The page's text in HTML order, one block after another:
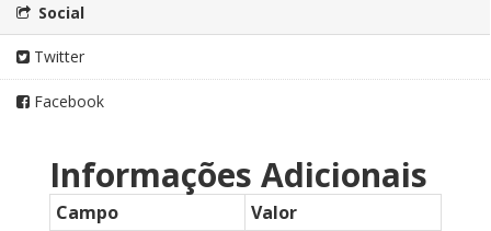
Social
Twitter
Facebook
Informações Adicionais
Campo
Valor